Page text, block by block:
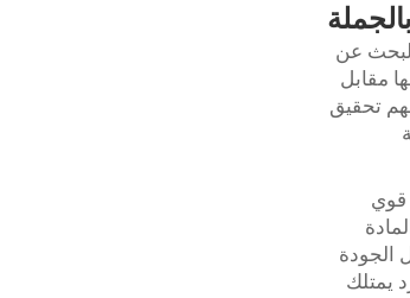
عن
مقابل
تحقيق
قوي
الجودة
يمتلك